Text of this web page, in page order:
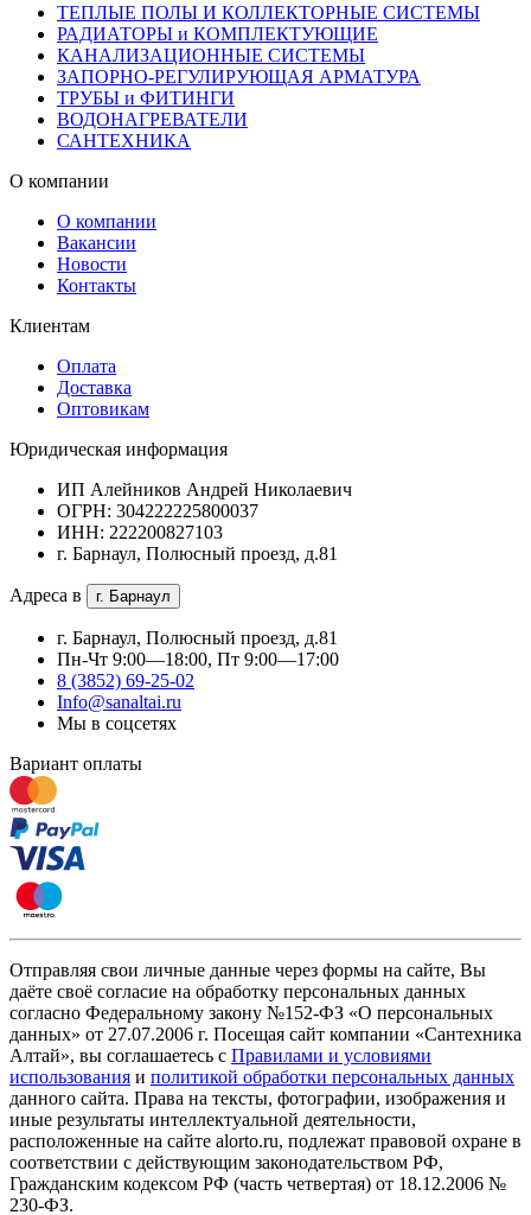
ТЕПЛЫЕ ПОЛЫ И КОЛЛЕКТОРНЫЕ СИСТЕМЫ
РАДИАТОРЫ и КОМПЛЕКТУЮЩИЕ
КАНАЛИЗАЦИОННЫЕ СИСТЕМЫ
ЗАПОРНО-РЕГУЛИРУЮЩАЯ АРМАТУРА
ТРУБЫ и ФИТИНГИ
ВОДОНАГРЕВАТЕЛИ
САНТЕХНИКА
О компании
О компании
Вакансии
Новости
Контакты
Клиентам
Оплата
Доставка
Оптовикам
Юридическая информация
ИП Алейников Андрей Николаевич
ОГРН: 304222225800037
ИНН: 222200827103
г. Барнаул, Полюсный проезд, д.81
Адреса в г. Барнаул
г. Барнаул, Полюсный проезд, д.81
Пн-Чт 9:00—18:00, Пт 9:00—17:00
8 (3852) 69-25-02
Info@sanaltai.ru
Мы в соцсетях
Вариант оплаты
Отправляя свои личные данные через формы на сайте, Вы
даёте своё согласие на обработку персональных данных
согласно Федеральному закону №152-ФЗ «О персональных
данных» от 27.07.2006 г. Посещая сайт компании «Cантехника
Алтай», вы соглашаетесь с Правилами и условиями
использования и политикой обработки персональных данных
данного сайта. Права на тексты, фотографии, изображения и
иные результаты интеллектуальной деятельности,
расположенные на сайте alorto.ru, подлежат правовой охране в
соответствии с действующим законодательством РФ,
Гражданским кодексом РФ (часть четвертая) от 18.12.2006 №
230-ФЗ.